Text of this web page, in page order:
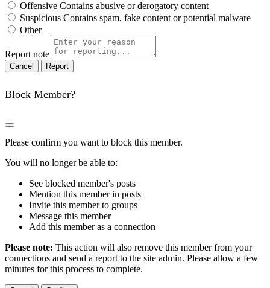
Offensive Contains abusive or derogatory content
Suspicious Contains spam, fake content or potential malware
Other
Report note
Report
Block Member?
Please confirm you want to block this member.
You will no longer be able to:
See blocked member's posts
Mention this member in posts
Invite this member to groups
Message this member
Add this member as a connection
Please note: This action will also remove this member from your
connections and send a report to the site admin. Please allow a few
minutes for this process to complete.